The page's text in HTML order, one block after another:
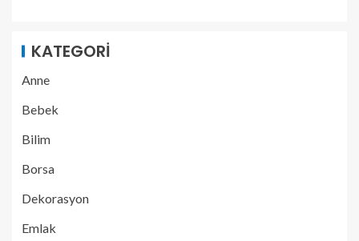
KATEGORI
Anne
Bebek
Bilim
Borsa
Dekorasyon
Emlak